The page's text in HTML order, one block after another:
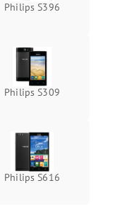
Philips S396
Philips S309
Philips S616